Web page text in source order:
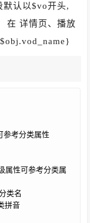
默认以$vo开头,
在 详情页、播放
考分类属性
性可参考分类属
类名
拼音